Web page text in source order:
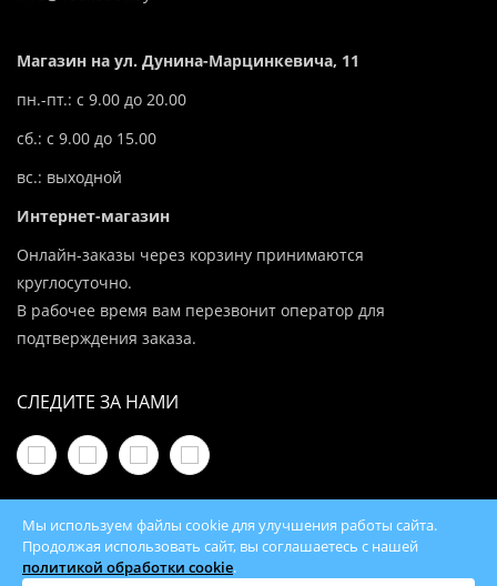
Магазин на ул. Дунина-Марцинкевича, 11
пн.-пт.: с 9.00 до 20.00
сб.: с 9.00 до 15.00
вс.: выходной
Интернет-магазин
Онлайн-заказы через корзину принимаются
круглосуточно.
В рабочее время вам перезвонит оператор для
подтверждения заказа.
СЛЕДИТЕ ЗА НАМИ
© 2026 100Kotlov.by — продажа отопительного
Мы используем файлы cookie для улучшения работы сайта.
Продолжая использовать сайт, вы соглашаетесь с нашей
политикой обработки cookie.